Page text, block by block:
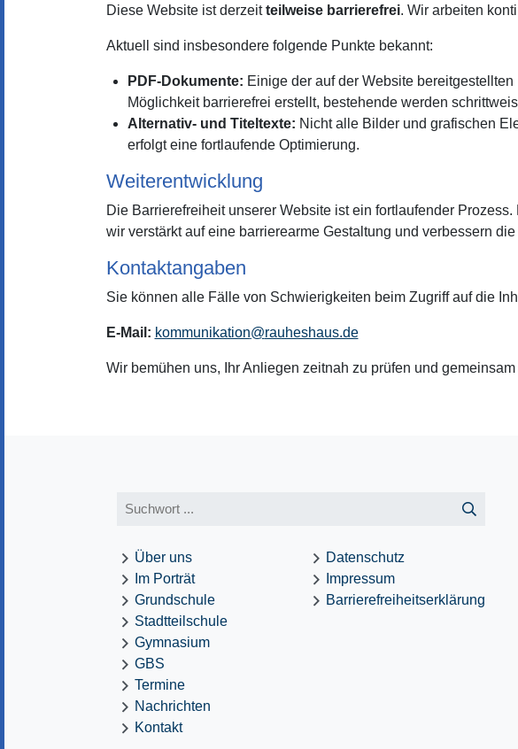
Diese Website ist derzeitteilweise barrierefrei. Wir arbeiten
Aktuell sind insbesondere folgende Punkte bekannt:
PDF-Dokumente: Einige der auf der Website
Möglichkeit barrierefrei erstellt, bestehende werden
Alternativ- und Titeltexte: Nicht alle Bilder und grafischen
erfolgt eine fortlaufende Optimierung.
Weiterentwicklung
Die Barrierefreiheit unserer Website ist ein fortlaufender
wir verstärkt auf eine barrierearme Gestaltung und verbessern
Kontaktangaben
Sie können alle Fälle von Schwierigkeiten beim Zugriff auf die
E-Mail: kommunikation@rauheshaus.de
Wir bemühen uns, Ihr Anliegen zeitnah zu prüfen und
Über uns
Im Porträt
Grundschule
Stadtteilschule
Gymnasium
GBS
Termine
Nachrichten
Kontakt
Datenschutz
Impressum
Barrierefreiheitserklärung